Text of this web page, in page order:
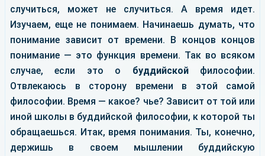
случиться, может не случиться. А время идет.
Изучаем, еще не понимаем. Начинаешь думать, что
понимание зависит от времени. В концов концов
понимание — это функция времени. Так во всяком
случае, если это о буддийскойфилософии.
Отвлекаюсь в сторону времени в этой самой
философии. Время — какое? чье? Зависит от той или
иной школы в буддийской философии, к которой ты
обращаешься. Итак, время понимания. Ты, конечно,
держишь в своем мышлении буддийскую